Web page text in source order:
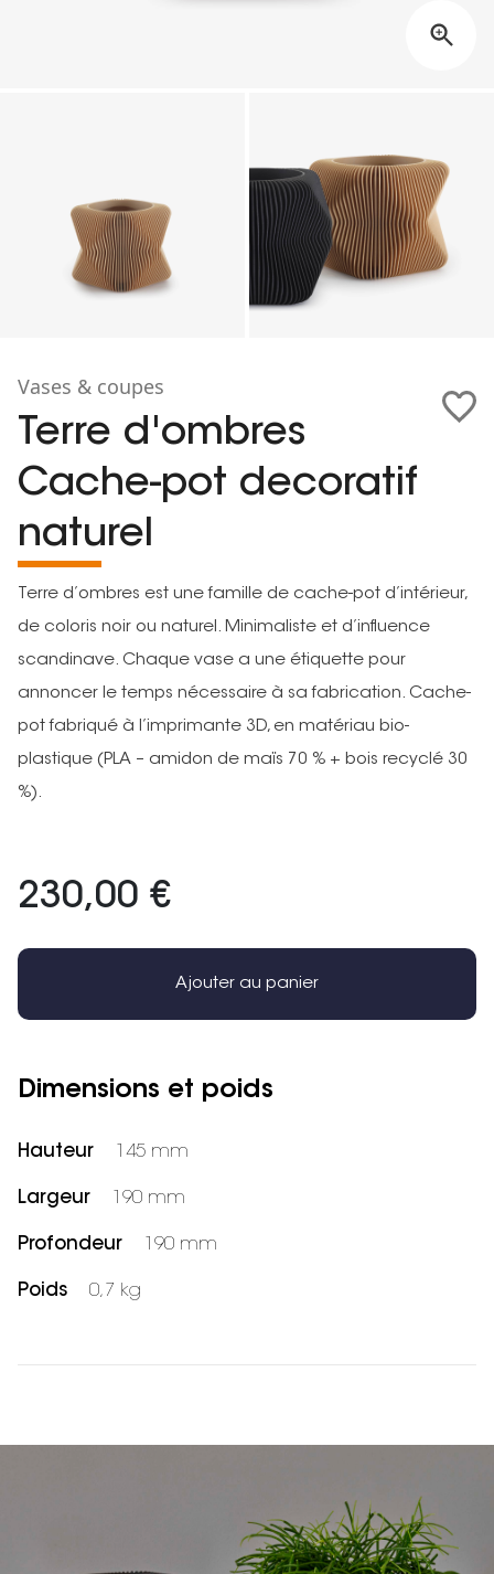
Vases & coupes
Terre d'ombres
Cache-pot decoratif
naturel
Terre d’ombres est une famille de cache-pot d’intérieur,
de coloris noir ou naturel. Minimaliste et d’influence
scandinave. Chaque vase a une étiquette pour
annoncer le temps nécessaire à sa fabrication. Cache-
pot fabriqué à l’imprimante 3D, en matériau bio-
plastique (PLA – amidon de maïs 70 % + bois recyclé 30
%).
230,00 €
Ajouter au panier
Dimensions et poids
Hauteur 145 mm
Largeur 190 mm
Profondeur 190 mm
Poids 0,7 kg